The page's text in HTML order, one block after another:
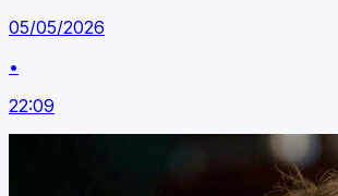
05/05/2026
•
22:09